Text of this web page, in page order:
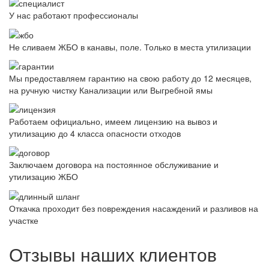
У нас работают профессионалы
Не сливаем ЖБО в канавы, поле. Только в места утилизации
Мы предоставляем гарантию на свою работу до 12 месяцев,
на ручную чистку Канализации или Выгребной ямы
Работаем официально, имеем лицензию на вывоз и
утилизацию до 4 класса опасности отходов
Заключаем договора на постоянное обслуживание и
утилизацию ЖБО
Откачка проходит без повреждения насаждений и разливов на
участке
Отзывы наших клиентов